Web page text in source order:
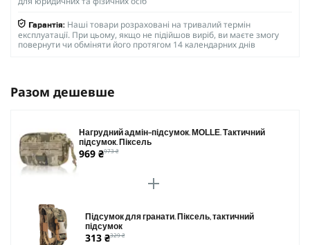
Гарантія: Наші товари розраховані на тривалий термін
експлуатації. При цьому, якщо не підійшов виріб, ви маєте змогу
повернути чи обміняти його протягом 14 календарних днів
Разом дешевше
Нагрудний адмін-підсумок. MOLLE. Тактичний
підсумок. Піксель
969 ₴973 ₴
Підсумок для гранати. Піксель, тактичний
підсумок
313 ₴329 ₴